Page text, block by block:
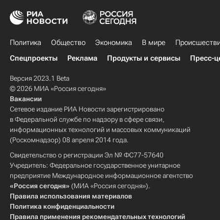
Политика Общество Экономика В мире
Спецпроекты
Реклама Продукты и сервисы Пресс-
Версия 2023.1 Beta
© 2026 МИА «Россия сегодня»
Вакансии
Сетевое издание РИА Новости зарегистрировано
в Федеральной службе по надзору в сфере связи,
информационных технологий и массовых коммуникаций
(Роскомнадзор) 08 апреля 2014 года.
Свидетельство о регистрации Эл № ФС77-57640
Учредитель: Федеральное государственное унитарное
предприятие Международное информационное агентство
«Россия сегодня» (МИА «Россия сегодня»).
Правила использования материалов
Политика конфиденциальности
Правила применения рекомендательных технологий